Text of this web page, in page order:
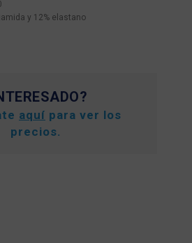
y 12% elastano
aquí para ver los
precios.